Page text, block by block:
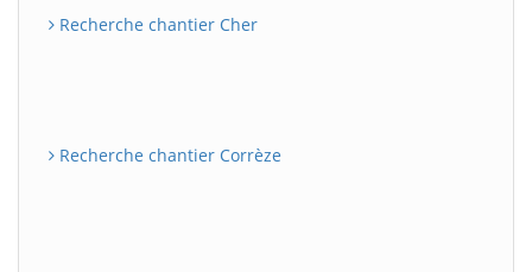
Recherche chantier Cher
Recherche chantier Corrèze